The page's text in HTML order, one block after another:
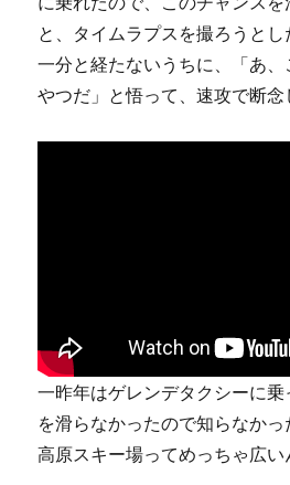
と、タイムラプスを撮ろうと
一分と経たないうちに、「あ
やつだ」と悟って、速攻で断念
一昨年はゲレンデタクシーに
を滑らなかったので知らなか
高原スキー場ってめっちゃ広い